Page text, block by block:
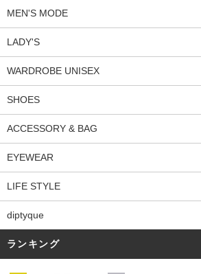
MEN'S MODE
LADY'S
WARDROBE UNISEX
SHOES
ACCESSORY & BAG
EYEWEAR
LIFE STYLE
diptyque
ランキング